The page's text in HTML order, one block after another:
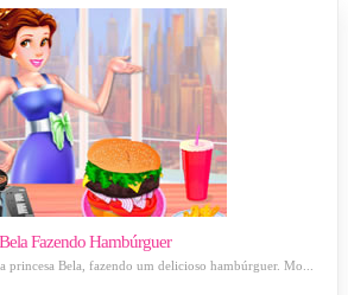
Bela Fazendo Hambúrguer
princesa Bela, fazendo um delicioso hambúrguer. Mo...